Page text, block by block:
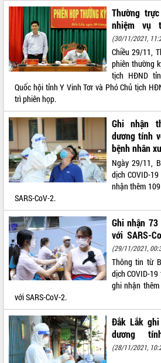
VIDEO
Loading the player...
Trailer Lễ hội Sầu riêng Đắk Lắk năm
2026
Khám bệnh, cấp phát thuốc miễn phí
và tặng quà người dân xã Cư Pui
Hội nghị UBND tỉnh Đắk Lắk thường kỳ
tháng 7/2026
Lễ truy tặng danh hiệu “Bà Mẹ Việt
Nam Anh hùng” và trao Huân chương
Lao động
UBND tỉnh Đắk Lắk triển khai nhiệm
vụ 6 tháng cuối năm 2026
Kỳ họp thứ Hai, Hội đồng nhân dân
tỉnh khóa XI quyết nghị nhiều nội dung
quan trọng
Bí thư Tỉnh ủy Lương Nguyễn Minh
Triết thăm, tặng quà người có công với
cách mạng
Rà soát, hoàn thiện hệ thống thiết chế
văn hóa, thể thao đáp ứng yêu cầu
mặt Đoàn chuyên gia y tế TP. Hồ Chí
Minh
Lễ truy điệu và an táng hài cốt liệt sĩ
tại Nghĩa trang Liệt sĩ xã Sơn Hòa
ALBUM ẢNH
LIÊN KẾT WEB
THỐNG KÊ TRUY CẬP
Hôm nay: 10213
Tất cả:
66123327
Thường
nhiệm vụ
(30/11/2021,
Chiều 29/11,
phiên thường
tịch HĐND
Quốc hội tỉnh Y Vinh Tơr và Phó Chủ tịch
trì phiên họp.
Ghi nhận
dương tính
bệnh nhân
Ngày 29/11,
dịch COVID-
nhận thêm
SARS-CoV-2.
Ghi nhận
với SARS-
(29/11/2021,
Thông tin từ
dịch COVID-
ghi nhận
với SARS-CoV-2.
Đắk Lắk
dương
(28/11/2021,